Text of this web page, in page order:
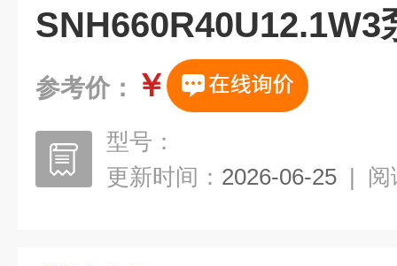
SNH660R40U12.1W3
参考价： ￥
型号：
更新时间： 2026-06-25 | 阅